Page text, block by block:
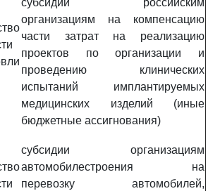
субсидии российским
организациям на компенсацию
части затрат на реализацию
проектов по организации и
проведению клинических
испытаний имплантируемых
медицинских изделий (иные
бюджетные ассигнования)
субсидии организациям
автомобилестроения на
перевозку автомобилей,